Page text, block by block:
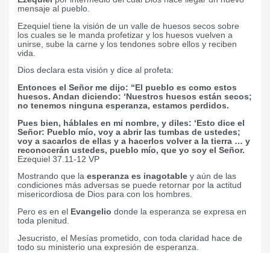
mensaje al pueblo.
Ezequiel tiene la visión de un valle de huesos secos sobre
los cuales se le manda profetizar y los huesos vuelven a
unirse, sube la carne y los tendones sobre ellos y reciben
vida.
Dios declara esta visión y dice al profeta:
Entonces el Señor me dijo: “El pueblo es como estos
huesos. Andan diciendo: ‘Nuestros huesos están secos;
no tenemos ninguna esperanza, estamos perdidos.
Pues bien, háblales en mi nombre, y diles: ‘Esto dice el
Señor: Pueblo mío, voy a abrir las tumbas de ustedes;
voy a sacarlos de ellas y a hacerlos volver a la tierra … y
reconocerán ustedes, pueblo mío, que yo soy el Señor.
Ezequiel 37.11-12 VP
Mostrando que laesperanza es inagotable y aún de las
condiciones más adversas se puede retornar por la actitud
misericordiosa de Dios para con los hombres.
Pero es en el
Evangeliodonde la esperanza se expresa en
toda plenitud.
Jesucristo, el Mesías prometido, con toda claridad hace de
todo su ministerio una expresión de esperanza.